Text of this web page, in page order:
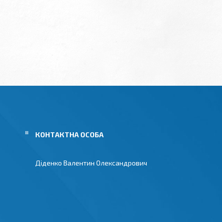
Діденко Валентин Олександрович